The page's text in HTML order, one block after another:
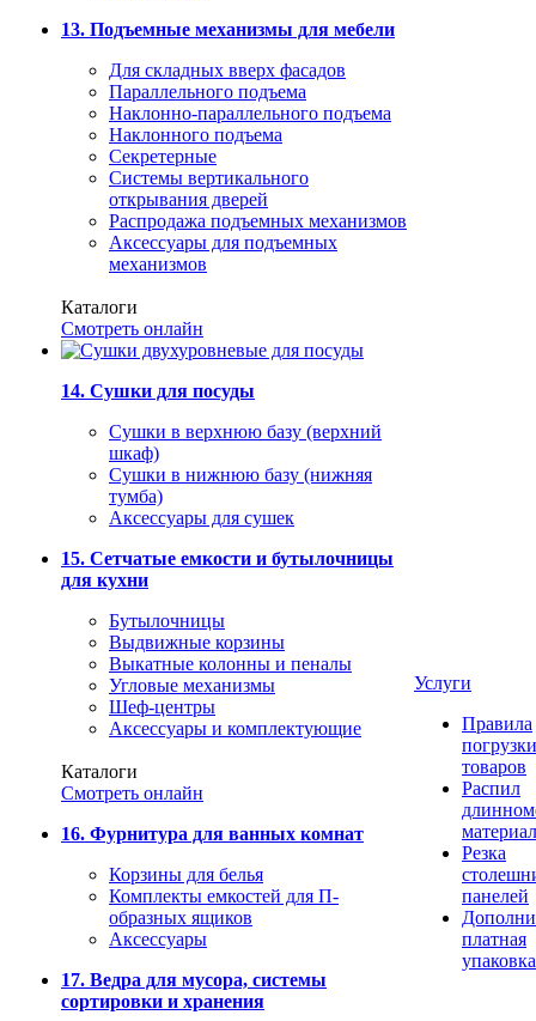
13. Подъемные механизмы для мебели
Для складных вверх фасадов
Параллельного подъема
Наклонно-параллельного подъема
Наклонного подъема
Секретерные
Системы вертикального
открывания дверей
Распродажа подъемных механизмов
Аксессуары для подъемных
механизмов
Каталоги
Смотреть онлайн
14. Сушки для посуды
Сушки в верхнюю базу (верхний
шкаф)
Сушки в нижнюю базу (нижняя
тумба)
Аксессуары для сушек
15. Сетчатые емкости и бутылочницы
для кухни
Бутылочницы
Выдвижные корзины
Выкатные колонны и пеналы
Угловые механизмы
Шеф-центры
Аксессуары и комплектующие
Каталоги
Смотреть онлайн
16. Фурнитура для ванных комнат
Корзины для белья
Комплекты емкостей для П-
образных ящиков
Аксессуары
17. Ведра для мусора, системы
сортировки и хранения
Услуги
Правила
погрузки
товаров
Распил
Резка
панелей
платная
упаковка